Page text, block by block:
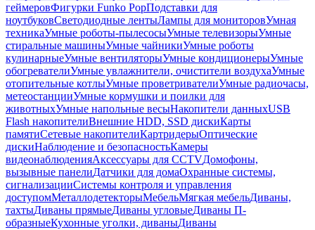
геймеровФигурки Funko PopПодставки для
ноутбуковСветодиодные лентыЛампы для мониторовУмная
техникаУмные роботы-пылесосыУмные телевизорыУмные
стиральные машиныУмные чайникиУмные роботы
кулинарныеУмные вентиляторыУмные кондиционерыУмные
обогревателиУмные увлажнители, очистители воздухаУмные
отопительные котлыУмные проветривателиУмные радиочасы,
метеостанцииУмные кормушки и поилки для
животныхУмные напольные весыНакопители данныхUSB
Flash накопителиВнешние HDD, SSD дискиКарты
памятиСетевые накопителиКартридерыОптические
дискиНаблюдение и безопасностьКамеры
видеонаблюденияАксессуары для CCTVДомофоны,
вызывные панелиДатчики для домаОхранные системы,
сигнализацииСистемы контроля и управления
доступомМеталлодетекторыМебельМягкая мебельДиваны,
тахтыДиваны прямыеДиваны угловыеДиваны П-
образныеКухонные уголки, диваныДиваны